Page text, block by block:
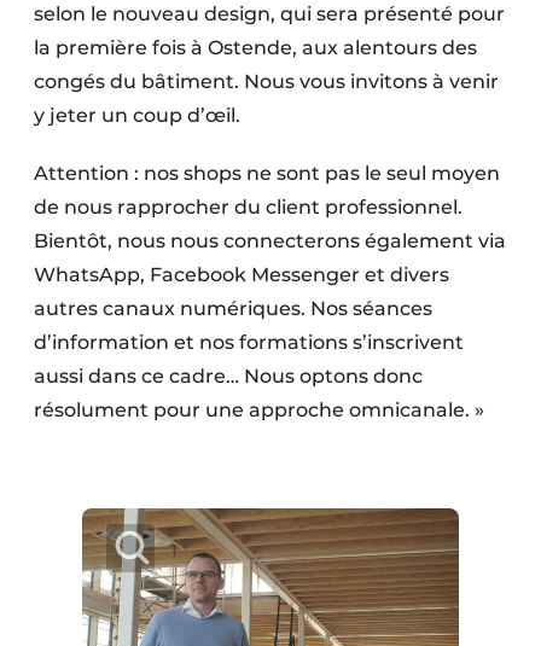
selon le nouveau design, qui sera présenté pour
la première fois à Ostende, aux alentours des
congés du bâtiment. Nous vous invitons à venir
y jeter un coup d’œil.
Attention : nos shops ne sont pas le seul moyen
de nous rapprocher du client professionnel.
Bientôt, nous nous connecterons également via
WhatsApp, Facebook Messenger et divers
autres canaux numériques. Nos séances
d’information et nos formations s’inscrivent
aussi dans ce cadre… Nous optons donc
résolument pour une approche omnicanale. »